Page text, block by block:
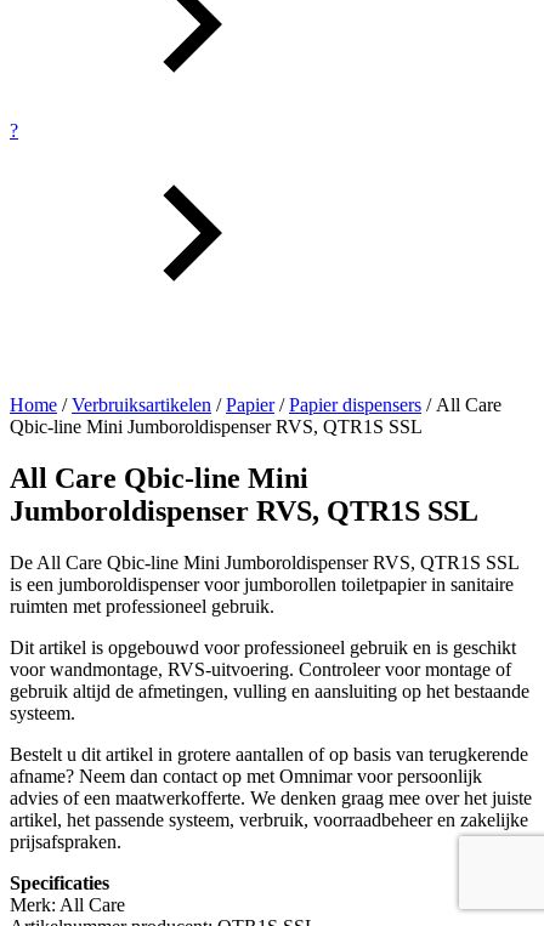
?
Home /Verbruiksartikelen /Papier/Papier dispensers / All Care
Qbic-line Mini Jumboroldispenser RVS, QTR1S SSL
All Care Qbic-line Mini
Jumboroldispenser RVS, QTR1S SSL
De All Care Qbic-line Mini Jumboroldispenser RVS, QTR1S SSL
is een jumboroldispenser voor jumborollen toiletpapier in sanitaire
ruimten met professioneel gebruik.
Dit artikel is opgebouwd voor professioneel gebruik en is geschikt
voor wandmontage, RVS-uitvoering. Controleer voor montage of
gebruik altijd de afmetingen, vulling en aansluiting op het bestaande
systeem.
Bestelt u dit artikel in grotere aantallen of op basis van terugkerende
afname? Neem dan contact op met Omnimar voor persoonlijk
advies of een maatwerkofferte. We denken graag mee over het juiste
artikel, het passende systeem, verbruik, voorraadbeheer en zakelijke
prijsafspraken.
Specificaties
Merk: All Care